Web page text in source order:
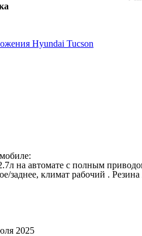
Hyundai Tucson
на автомате с полным
заднее, климат рабочий .
2025